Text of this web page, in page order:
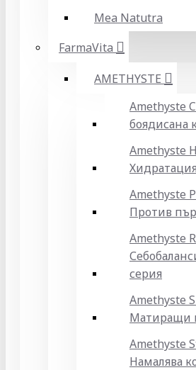
Mea Natutra
FarmaVita
AMETHYSTE
Amethyste
боядисана
Amethyste
Хидратация
Amethyste
Против
Amethyste
серия
Amethyste
Матиращи
Amethyste
Намалява